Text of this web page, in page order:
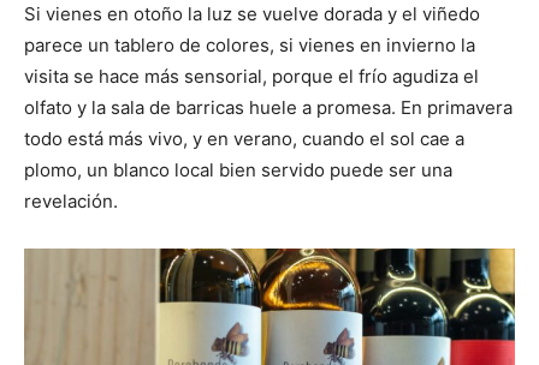
Si vienes en otoño la luz se vuelve dorada y el viñedo
parece un tablero de colores, si vienes en invierno la
visita se hace más sensorial, porque el frío agudiza el
olfato y la sala de barricas huele a promesa. En primavera
todo está más vivo, y en verano, cuando el sol cae a
plomo, un blanco local bien servido puede ser una
revelación.